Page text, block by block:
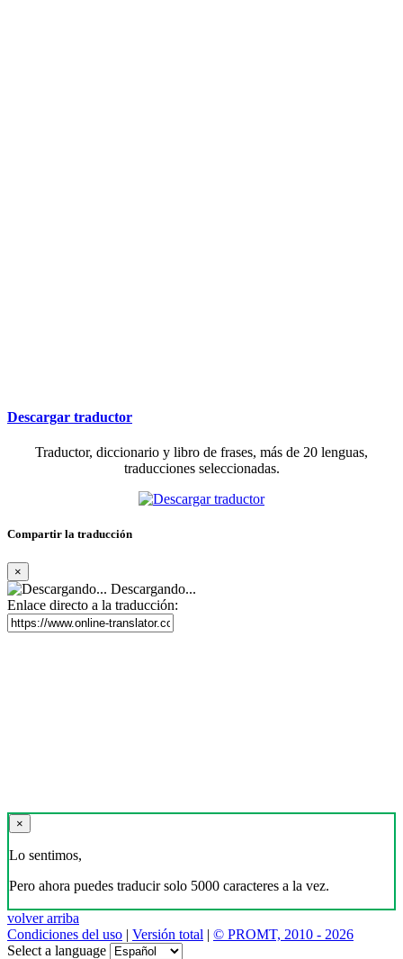
Descargar traductor
Traductor, diccionario y libro de frases, más de 20 lenguas,
traducciones seleccionadas.
Compartir la traducción
×
Descargando...
Enlace directo a la traducción:
×
Lo sentimos,
Pero ahora puedes traducir solo 5000 caracteres a la vez.
volver arriba
Condiciones del uso | Versión total | © PROMT, 2010 - 2026
Select a language